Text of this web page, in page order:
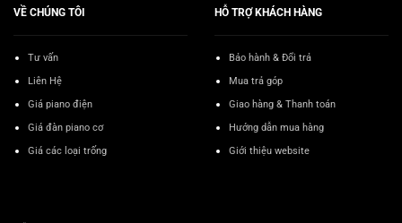
VỀ CHÚNG TÔI
Tư vấn
Liên Hệ
Giá piano điện
Giá đàn piano cơ
Giá các loại trống
HỖ TRỢ KHÁCH HÀNG
Bảo hành & Đổi trả
Mua trả góp
Giao hàng & Thanh toán
Hướng dẫn mua hàng
Giới thiệu website